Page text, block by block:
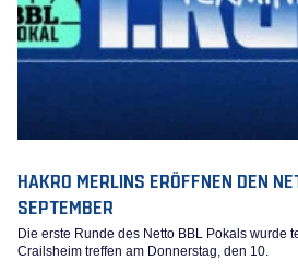
HAKRO MERLINS ERÖFFNEN DEN
SEPTEMBER
Die erste Runde des Netto BBL Pokals wurde
Crailsheim treffen am Donnerstag, den 10.